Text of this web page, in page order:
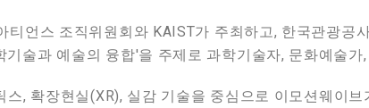
티언스 조직위원회와 KAIST가 주최하고, 한국관광공
기술과 예술의 융합'을 주제로 과학기술자, 문화예술
, 확장현실(XR), 실감 기술을 중심으로 이모션웨이